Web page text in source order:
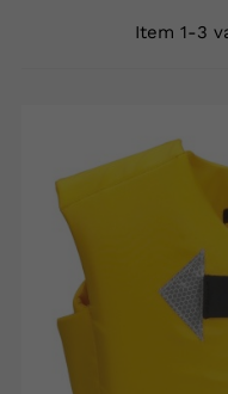
Item 1-3